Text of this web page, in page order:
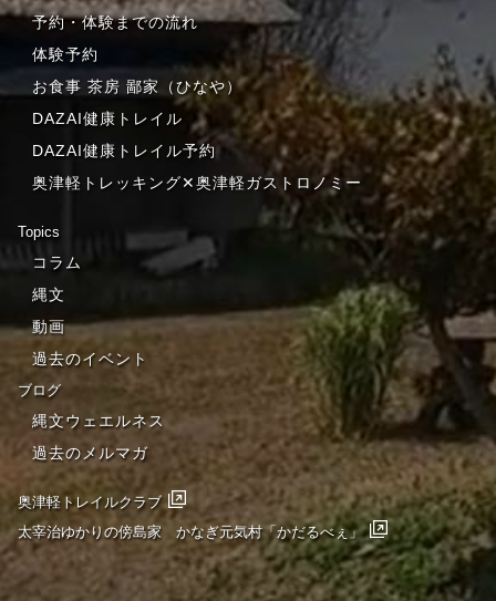
予約・体験までの流れ
体験予約
お食事 茶房 鄙家（ひなや）
DAZAI健康トレイル
DAZAI健康トレイル予約
奥津軽トレッキング✕奥津軽ガストロノミー
Topics
コラム
縄文
動画
過去のイベント
ブログ
縄文ウェエルネス
過去のメルマガ
奥津軽トレイルクラブ
太宰治ゆかりの傍島家 かなぎ元気村「かだるべぇ」